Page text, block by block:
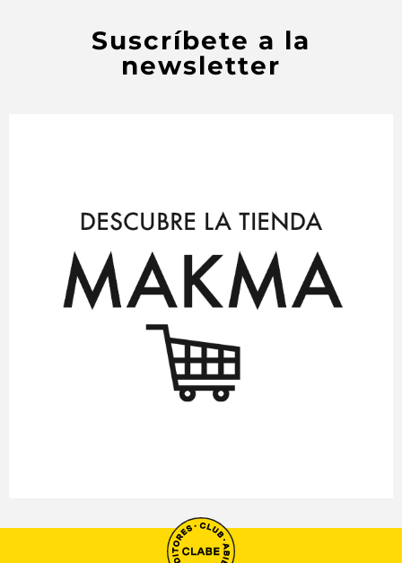
Suscríbete a la
newsletter